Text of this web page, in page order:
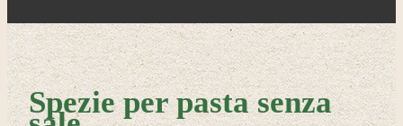
Spezie per pasta senza